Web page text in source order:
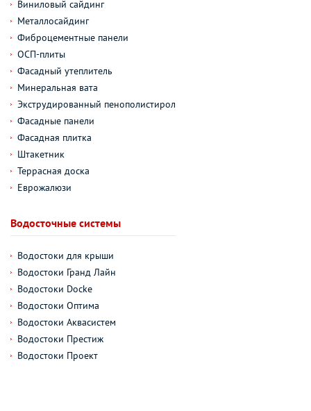
Виниловый сайдинг
Металлосайдинг
Фиброцементные панели
ОСП-плиты
Фасадный утеплитель
Минеральная вата
Экструдированный пенополистирол
Фасадные панели
Фасадная плитка
Штакетник
Террасная доска
Еврожалюзи
Водосточные системы
Водостоки для крыши
Водостоки Гранд Лайн
Водостоки Docke
Водостоки Оптима
Водостоки Аквасистем
Водостоки Престиж
Водостоки Проект